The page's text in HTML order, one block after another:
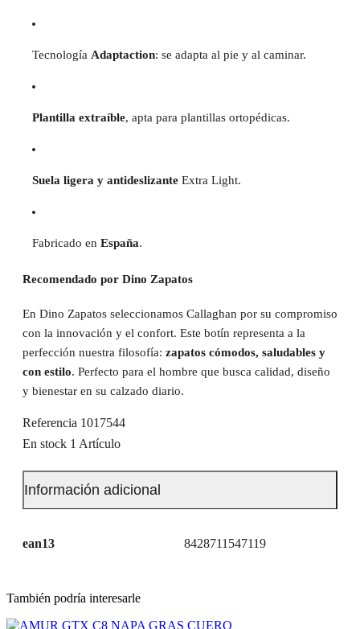
Tecnología Adaptaction: se adapta al pie y al caminar.
Plantilla extraíble, apta para plantillas ortopédicas.
Suela ligera y antideslizante Extra Light.
Fabricado en España.
Recomendado por Dino Zapatos
En Dino Zapatos seleccionamos Callaghan por su compromiso
con la innovación y el confort. Este botín representa a la
perfección nuestra filosofía: zapatos cómodos, saludables y
con estilo. Perfecto para el hombre que busca calidad, diseño
y bienestar en su calzado diario.
Referencia 1017544
En stock 1 Artículo
Información adicional
ean13 8428711547119
También podría interesarle